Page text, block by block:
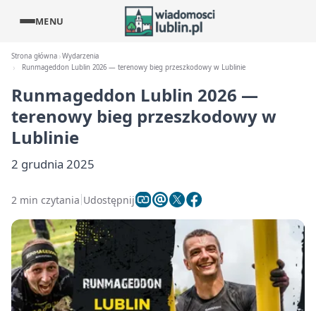
MENU
Strona główna Wydarzenia
Runmageddon Lublin 2026 — terenowy bieg przeszkodowy w Lublinie
Runmageddon Lublin 2026 —
terenowy bieg przeszkodowy w
Lublinie
2 grudnia 2025
2 min czytania Udostępnij